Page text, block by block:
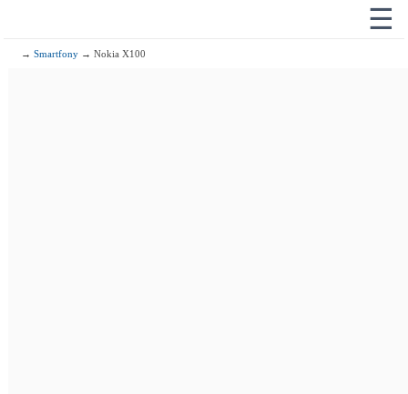
☰
→Smartfony → Nokia X100